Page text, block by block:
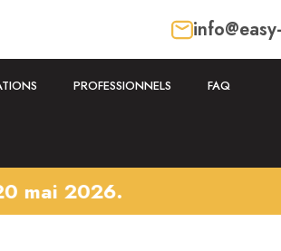
PROFESSIONNELS FAQ